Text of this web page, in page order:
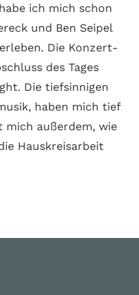
ich mich schon
und Ben Seipel
Die Konzert­
des Tages
Die tief­sinnigen
haben mich tief
außer­dem, wie
Haus­kreis­arbeit